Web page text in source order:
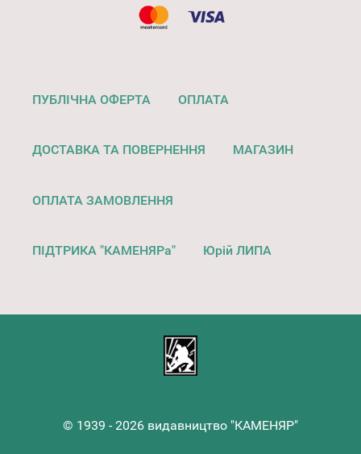
ПУБЛІЧНА ОФЕРТА ОПЛАТА
ДОСТАВКА ТА ПОВЕРНЕННЯ МАГАЗИН
ОПЛАТА ЗАМОВЛЕННЯ
ПІДТРИКА "КАМЕНЯРа" Юрій ЛИПА
© 1939 - 2026 видавництво "КАМЕНЯР"